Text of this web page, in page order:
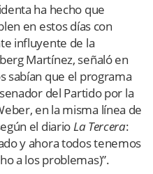
ha hecho que
en estos días con
influyente de la
Martínez, señaló en
sabían que el programa
del Partido por la
en la misma línea de
el diarioLa Tercera:
y ahora todos tenemos
a los problemas)”.